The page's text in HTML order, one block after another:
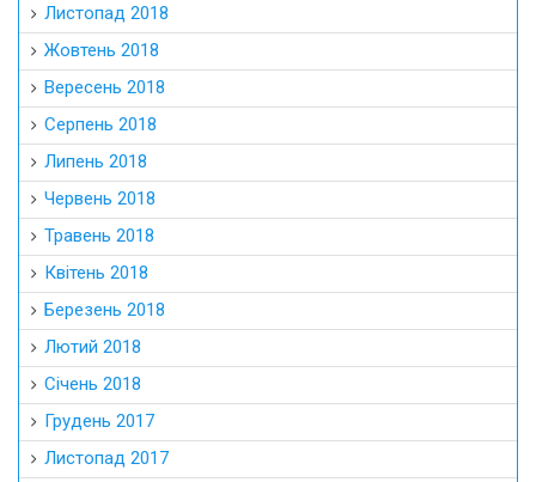
Листопад 2018
Жовтень 2018
Вересень 2018
Серпень 2018
Липень 2018
Червень 2018
Травень 2018
Квітень 2018
Березень 2018
Лютий 2018
Січень 2018
Грудень 2017
Листопад 2017